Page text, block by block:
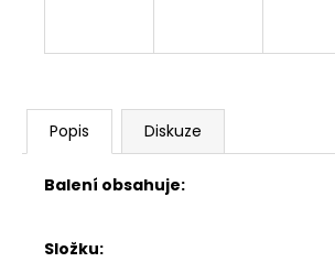
Popis Diskuze
Balení obsahuje:
Složku: